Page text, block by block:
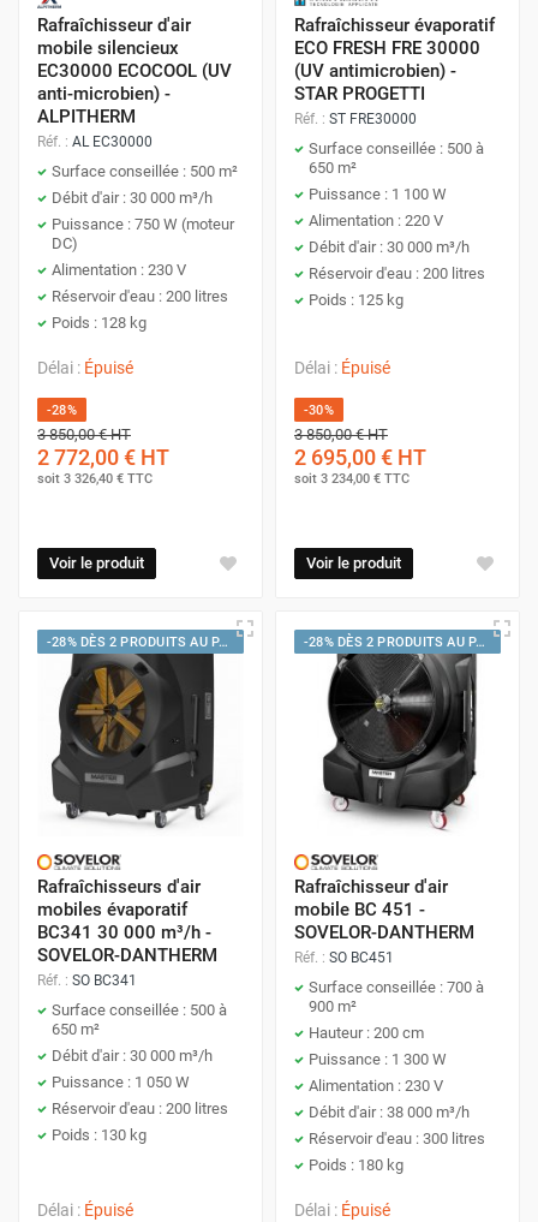
Rafraîchisseur d'air
mobile silencieux
EC30000 ECOCOOL (UV
anti-microbien) -
ALPITHERM
Réf. : AL EC30000
Surface conseillée : 500 m²
Débit d'air : 30 000 m³/h
Puissance : 750 W (moteur
DC)
Alimentation : 230 V
Réservoir d'eau : 200 litres
Poids : 128 kg
Délai : Épuisé
-28%
3 850,00 €HT
2 772,00 € HT
soit 3 326,40 € TTC
Voir le produit
Rafraîchisseur évaporatif
ECO FRESH FRE 30000
(UV antimicrobien) -
STAR PROGETTI
Réf. : ST FRE30000
Surface conseillée : 500 à
650 m²
Puissance : 1 100 W
Alimentation : 220 V
Débit d'air : 30 000 m³/h
Réservoir d'eau : 200 litres
Poids : 125 kg
Délai : Épuisé
-30%
3 850,00 €HT
2 695,00 € HT
soit 3 234,00 € TTC
Voir le produit
-28% DÈS 2 PRODUITS AU PANIER
Rafraîchisseurs d'air
mobiles évaporatif
BC341 30 000 m³/h -
SOVELOR-DANTHERM
Réf. : SO BC341
Surface conseillée : 500 à
650 m²
Débit d'air : 30 000 m³/h
Puissance : 1 050 W
Réservoir d'eau : 200 litres
Poids : 130 kg
Délai : Épuisé
-28% DÈS 2 PRODUITS AU PANIER
Rafraîchisseur d'air
mobile BC 451 -
SOVELOR-DANTHERM
Réf. : SO BC451
Surface conseillée : 700 à
900 m²
Hauteur : 200 cm
Puissance : 1 300 W
Alimentation : 230 V
Débit d'air : 38 000 m³/h
Réservoir d'eau : 300 litres
Poids : 180 kg
Délai : Épuisé